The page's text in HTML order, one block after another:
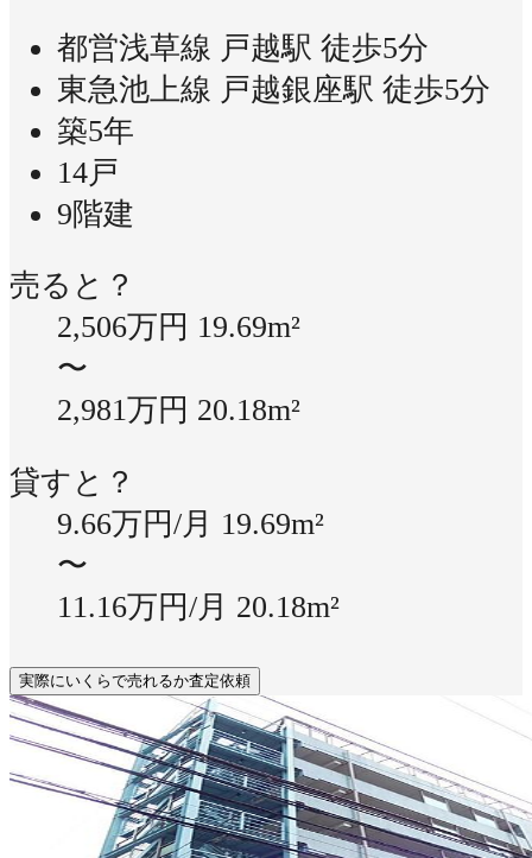
都営浅草線 戸越駅 徒歩5分
東急池上線 戸越銀座駅 徒歩5分
築5年
14戸
9階建
売ると？
2,506万円 19.69m²
〜
2,981万円 20.18m²
貸すと？
9.66万円/月 19.69m²
〜
11.16万円/月 20.18m²
実際にいくらで売れるか査定依頼